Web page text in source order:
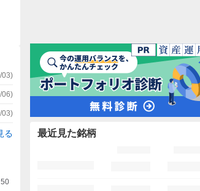
03)
06)
03)
る 最近見た銘柄